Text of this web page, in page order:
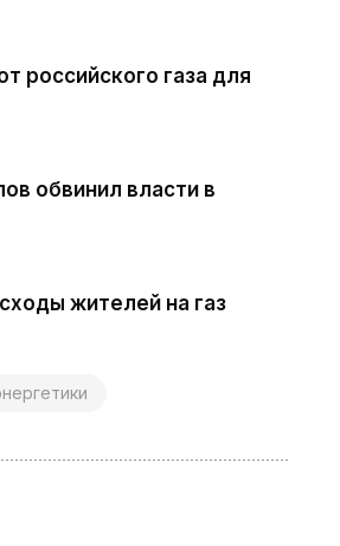
российского газа для
обвинил власти в
жителей на газ